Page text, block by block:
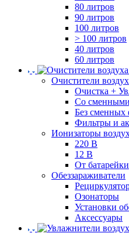
80 литров
90 литров
100 литров
> 100 литров
40 литров
60 литров
Очистители
Очистка +
Cо
Без сменных
Фильтры и
Ионизаторы
220 В
12 В
От батарейки
Обеззараживатели
Озонаторы
Установки
Аксессуары